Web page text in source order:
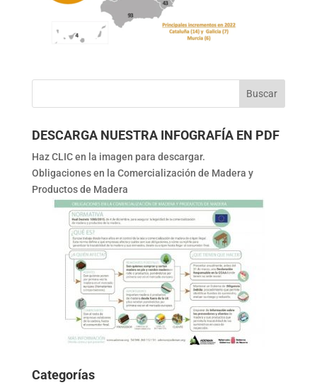
DESCARGA NUESTRA INFOGRAFÍA EN PDF
Haz CLIC en la imagen para descargar.
Obligaciones en la Comercialización de Madera y
Productos de Madera
Categorías